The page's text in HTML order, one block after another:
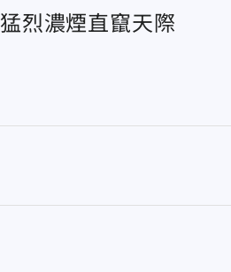
烈濃煙直竄天際